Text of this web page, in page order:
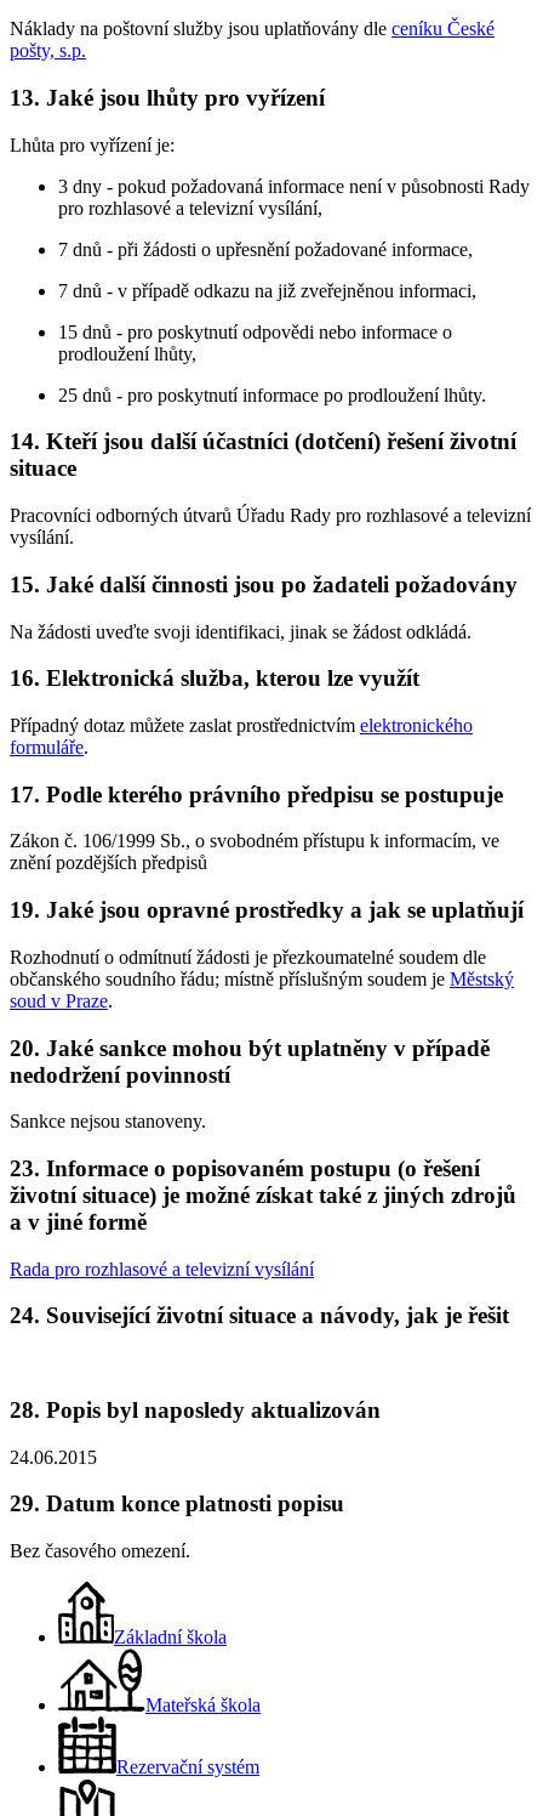
Náklady na poštovní služby jsou uplatňovány dle ceníku České
pošty, s.p.
13. Jaké jsou lhůty pro vyřízení
Lhůta pro vyřízení je:
3 dny - pokud požadovaná informace není v působnosti Rady
pro rozhlasové a televizní vysílání,
7 dnů - při žádosti o upřesnění požadované informace,
7 dnů - v případě odkazu na již zveřejněnou informaci,
15 dnů - pro poskytnutí odpovědi nebo informace o
prodloužení lhůty,
25 dnů - pro poskytnutí informace po prodloužení lhůty.
14. Kteří jsou další účastníci (dotčení) řešení životní
situace
Pracovníci odborných útvarů Úřadu Rady pro rozhlasové a televizní
vysílání.
15. Jaké další činnosti jsou po žadateli požadovány
Na žádosti uveďte svoji identifikaci, jinak se žádost odkládá.
16. Elektronická služba, kterou lze využít
Případný dotaz můžete zaslat prostřednictvím elektronického
formuláře.
17. Podle kterého právního předpisu se postupuje
Zákon č. 106/1999 Sb., o svobodném přístupu k informacím, ve
znění pozdějších předpisů
19. Jaké jsou opravné prostředky a jak se uplatňují
Rozhodnutí o odmítnutí žádosti je přezkoumatelné soudem dle
občanského soudního řádu; místně příslušným soudem je Městský
soud v Praze.
20. Jaké sankce mohou být uplatněny v případě
nedodržení povinností
Sankce nejsou stanoveny.
23. Informace o popisovaném postupu (o řešení
životní situace) je možné získat také z jiných zdrojů
a v jiné formě
Rada pro rozhlasové a televizní vysílání
24. Související životní situace a návody, jak je řešit
28. Popis byl naposledy aktualizován
24.06.2015
29. Datum konce platnosti popisu
Bez časového omezení.
Základní škola
Mateřská škola
Rezervační systém